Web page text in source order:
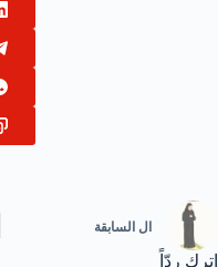
ال السابقة
اترك ردّاً